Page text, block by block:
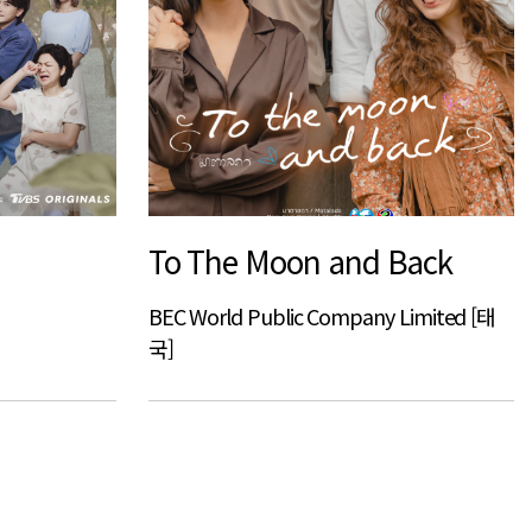
To The Moon and Back
BEC World Public Company Limited [태
국]